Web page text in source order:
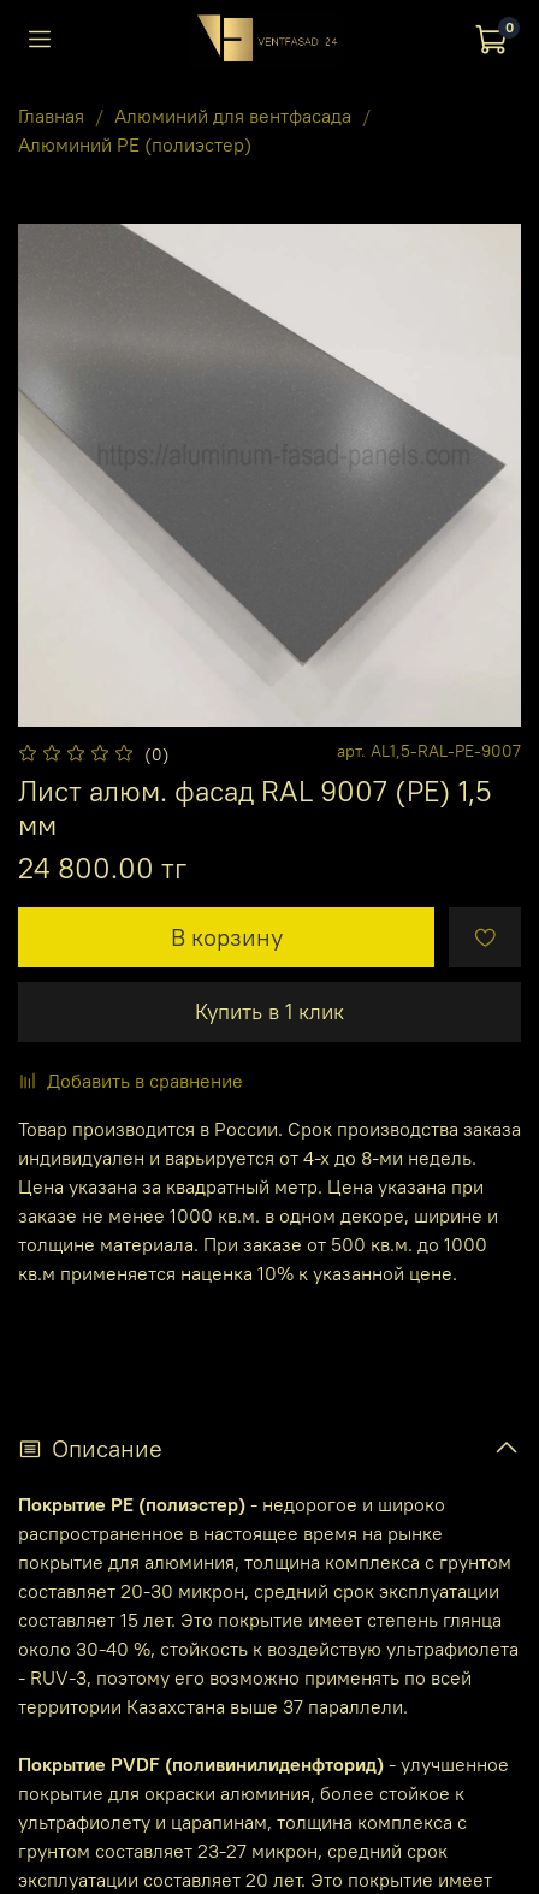
0
Главная
Алюминий для вентфасада
Алюминий PE (полиэстер)
(0) арт. AL1,5-RAL-PE-9007
Лист алюм. фасад RAL 9007 (PE) 1,5
мм
24 800.00 тг
В корзину
Купить в 1 клик
Добавить в сравнение
Товар производится в России. Срок производства заказа
индивидуален и варьируется от 4-х до 8-ми недель.
Цена указана за квадратный метр. Цена указана при
заказе не менее 1000 кв.м. в одном декоре, ширине и
толщине материала. При заказе от 500 кв.м. до 1000
кв.м применяется наценка 10% к указанной цене.
Описание
Покрытие PE (полиэстер) - недорогое и широко
распространенное в настоящее время на рынке
покрытие для алюминия, толщина комплекса с грунтом
составляет 20-30 микрон, средний срок эксплуатации
составляет 15 лет. Это покрытие имеет степень глянца
около 30-40 %, стойкость к воздействую ультрафиолета
- RUV-3, поэтому его возможно применять по всей
территории Казахстана выше 37 параллели.
Покрытие PVDF (поливинилиденфторид) - улучшенное
покрытие для окраски алюминия, более стойкое к
ультрафиолету и царапинам, толщина комплекса с
грунтом составляет 23-27 микрон, средний срок
эксплуатации составляет 20 лет. Это покрытие имеет